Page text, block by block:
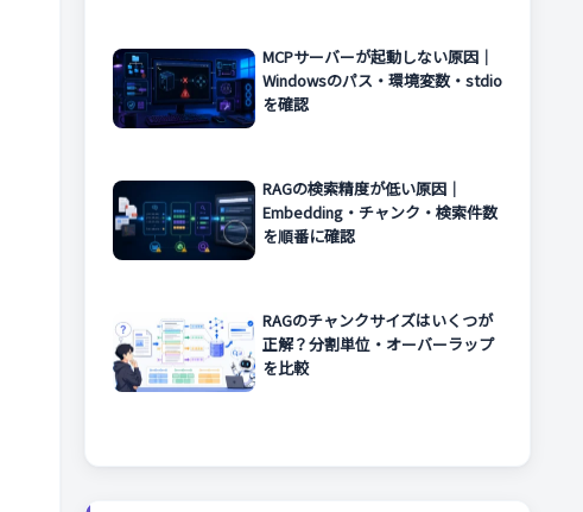
MCPサーバーが起動しない原因｜
Windowsのパス・環境変数・stdio
を確認
RAGの検索精度が低い原因｜
Embedding・チャンク・検索件数
を順番に確認
RAGのチャンクサイズはいくつが
正解？分割単位・オーバーラップ
を比較